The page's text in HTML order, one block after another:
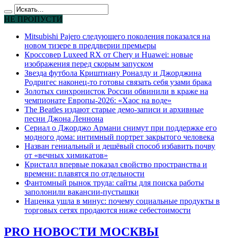
НЕ ПРОПУСТИ
Mitsubishi Pajero следующего поколения показался на
новом тизере в преддверии премьеры
Кроссовер Luxeed RX от Chery и Huawei: новые
изображения перед скорым запуском
Звезда футбола Криштиану Роналду и Джорджина
Родригес наконец-то готовы связать себя узами брака
Золотых синхронисток России обвинили в краже на
чемпионате Европы-2026: «Хаос на воде»
The Beatles издают старые демо-записи и архивные
песни Джона Леннона
Сериал о Джорджо Армани снимут при поддержке его
модного дома: интимный портрет закрытого человека
Назван гениальный и дешёвый способ избавить почву
от «вечных химикатов»
Кристалл впервые показал свойство пространства и
времени: плавятся по отдельности
Фантомный рынок труда: сайты для поиска работы
заполонили вакансии-пустышки
Наценка ушла в минус: почему социальные продукты в
торговых сетях продаются ниже себестоимости
PRO НОВОСТИ МОСКВЫ